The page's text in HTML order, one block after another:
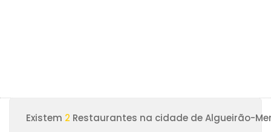
Existem 2 Restaurantes na cidade de Algueirão-